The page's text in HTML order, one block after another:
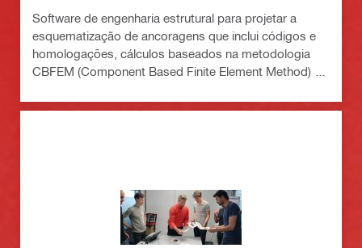
Software de engenharia estrutural para projetar a
esquematização de ancoragens que inclui códigos e
homologações, cálculos baseados na metodologia
CBFEM (Component Based Finite Element Method) e